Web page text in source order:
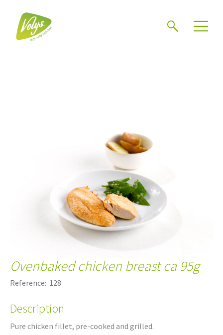
Ovenbaked chicken breast ca 95g
Reference: 128
Description
Pure chicken fillet, pre-cooked and grilled.